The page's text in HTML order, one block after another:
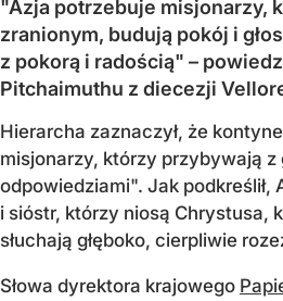
"Azja potrzebuje misjonarzy,
zranionym, budują pokój i
z pokorą i radością" –
Pitchaimuthu z diecezji
Hierarcha zaznaczył, że
misjonarzy, którzy przybywają
odpowiedziami". Jak podkreślił,
i sióstr, którzy niosą Chrystusa,
słuchają głęboko, cierpliwie
Słowa dyrektora krajowego